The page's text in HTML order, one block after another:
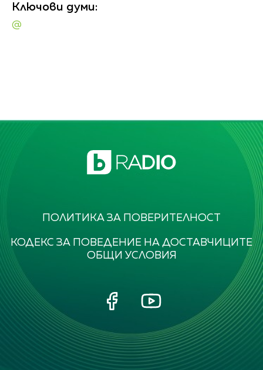
Ключови думи:
@
ПОЛИТИКА ЗА ПОВЕРИТЕЛНОСТ
КОДЕКС ЗА ПОВЕДЕНИЕ НА ДОСТАВЧИЦИТЕ
ОБЩИ УСЛОВИЯ